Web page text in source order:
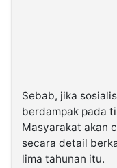
Sebab, jika
berdampak pada
Masyarakat akan
secara detail
lima tahunan itu.